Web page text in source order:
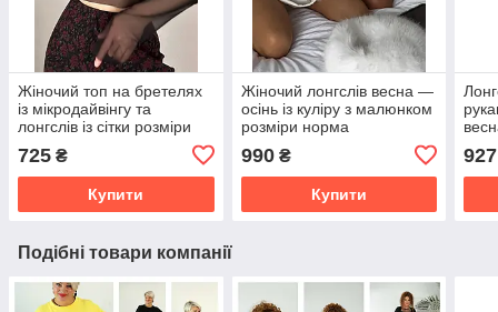
Жіночий топ на бретелях
із мікродайвінгу та
лонгслів із сітки розміри
725 ₴
Купити
Жіночий лонгслів весна —
осінь із куліру з малюнком
розміри норма
990₴
Купити
927
Подібні товари компанії